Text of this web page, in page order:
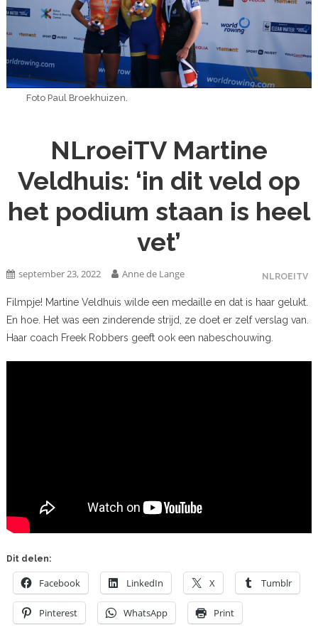
Foto Paul Broekhuizen.
NLroeiTV Martine
Veldhuis: ‘in dit veld op
het podium staan is heel
vet’
NLROEITV
september 23, 2022 Anne de Lange
Filmpje! Martine Veldhuis wilde een medaille en dat is haar gelukt.
En hoe. Het was een zinderende strijd, ze doet er zelf verslag van.
Haar coach Freek Robbers geeft ook een nabeschouwing.
Dit delen:
Facebook LinkedIn X Tumblr
Pinterest WhatsApp Print